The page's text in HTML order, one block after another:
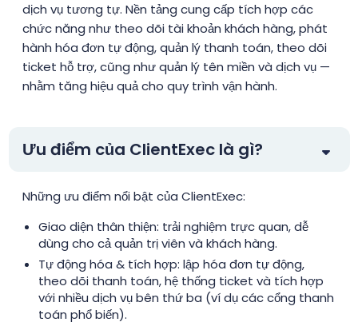
dịch vụ tương tự. Nền tảng cung cấp tích hợp các
chức năng như theo dõi tài khoản khách hàng, phát
hành hóa đơn tự động, quản lý thanh toán, theo dõi
ticket hỗ trợ, cũng như quản lý tên miền và dịch vụ —
nhằm tăng hiệu quả cho quy trình vận hành.
Ưu điểm của ClientExec là gì?
Những ưu điểm nổi bật của ClientExec:
Giao diện thân thiện: trải nghiệm trực quan, dễ
dùng cho cả quản trị viên và khách hàng.
Tự động hóa & tích hợp: lập hóa đơn tự động,
theo dõi thanh toán, hệ thống ticket và tích hợp
với nhiều dịch vụ bên thứ ba (ví dụ các cổng thanh
toán phổ biến).